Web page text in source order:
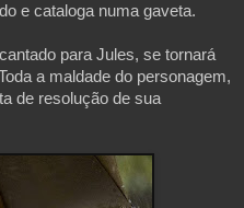
e cataloga numa gaveta.
para Jules, se tornará
a maldade do personagem,
de resolução de sua